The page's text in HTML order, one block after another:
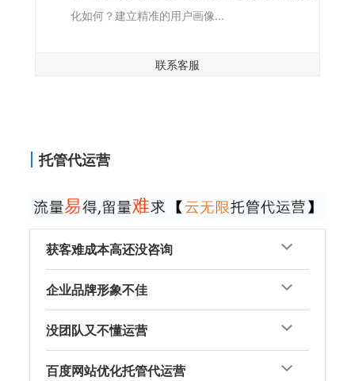
化如何？建立精准的用户画像...
联系客服
托管代运营
获客难成本高还没咨询
企业品牌形象不佳
没团队又不懂运营
百度网站优化托管代运营